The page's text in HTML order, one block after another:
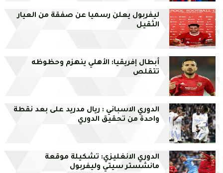
ليفربول يعلن رسميا عن صفقة من العيار
الثقيل
أبطال إفريقيا: الأهلي ينهزم وحظوظه
تتقلص
الدوري الاسباني : ريال مدريد على بعد نقطة
واحدة من تحقيق الدوري
الدوري الانغليزي: تشكيلة موقعة
مانشستر سيتي وليفربول